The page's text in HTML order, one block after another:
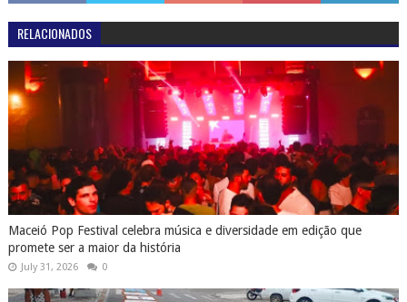
RELACIONADOS
Maceió Pop Festival celebra música e diversidade em edição que
promete ser a maior da história
July 31, 2026 0